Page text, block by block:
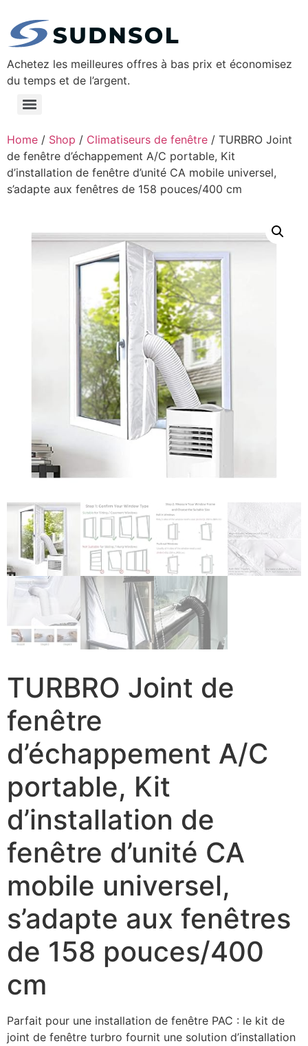
Achetez les meilleures offres à bas prix et économisez
du temps et de l’argent.
Home / Shop / Climatiseurs de fenêtre / TURBRO Joint
de fenêtre d’échappement A/C portable, Kit
d’installation de fenêtre d’unité CA mobile universel,
s’adapte aux fenêtres de 158 pouces/400 cm
TURBRO Joint de
fenêtre
d’échappement A/C
portable, Kit
d’installation de
fenêtre d’unité CA
mobile universel,
s’adapte aux fenêtres
de 158 pouces/400
cm
Parfait pour une installation de fenêtre PAC : le kit de
joint de fenêtre turbro fournit une solution d’installation